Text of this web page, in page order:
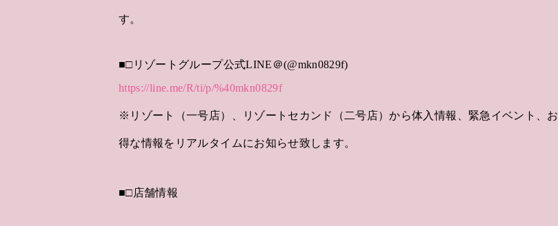
す。
■□リゾートグループ公式LINE＠(@mkn0829f)
https://line.me/R/ti/p/%40mkn0829f
※リゾート（一号店）、リゾートセカンド（二号店）から体入情報、緊急イベント、お
得な情報をリアルタイムにお知らせ致します。
■□店舗情報